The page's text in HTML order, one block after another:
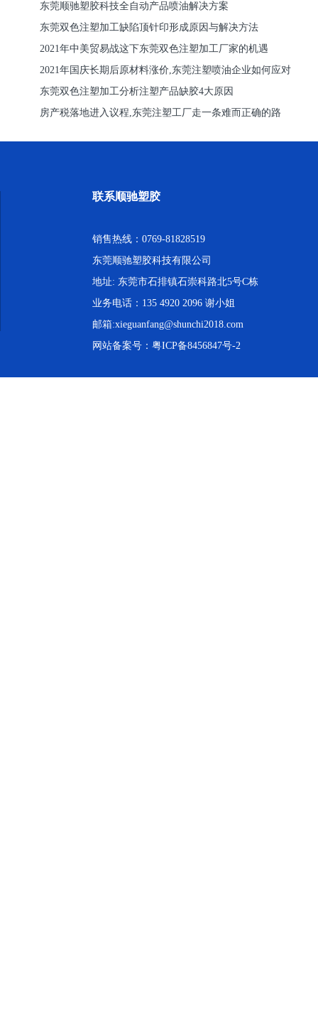
东莞顺驰塑胶科技全自动产品喷油解决方案
东莞双色注塑加工缺陷顶针印形成原因与解决方法
2021年中美贸易战这下东莞双色注塑加工厂家的机遇
2021年国庆长期后原材料涨价,东莞注塑喷油企业如何应对
东莞双色注塑加工分析注塑产品缺胶4大原因
房产税落地进入议程,东莞注塑工厂走一条难而正确的路
联系顺驰塑胶
销售热线：0769-81828519
东莞顺驰塑胶科技有限公司
地址: 东莞市石排镇石崇科路北5号C栋
业务电话：135 4920 2096 谢小姐
邮箱:xieguanfang@shunchi2018.com
网站备案号： 粤ICP备8456847号-2